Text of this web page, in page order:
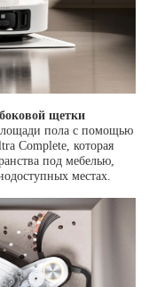
щетки
пола с помощью
Complete, которая
под мебелью,
местах.